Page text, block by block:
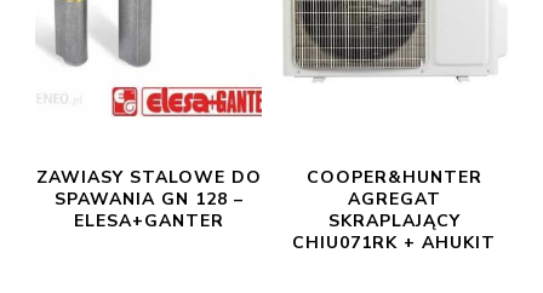
ZAWIASY STALOWE DO
SPAWANIA GN 128 –
ELESA+GANTER
COOPER&HUNTER
AGREGAT
SKRAPLAJĄCY
CHIU071RK + AHUKIT